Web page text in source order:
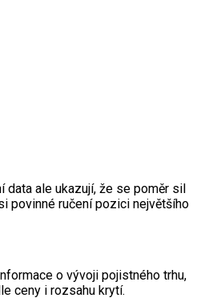
data ale ukazují, že se poměr sil
povinné ručení pozici největšího
o vývoji pojistného trhu,
ceny i rozsahu krytí.